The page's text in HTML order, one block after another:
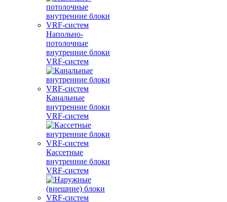
Напольно-
потолочные
внутренние блоки
VRF-систем
Канальные
внутренние блоки
VRF-систем
Кассетные
внутренние блоки
VRF-систем